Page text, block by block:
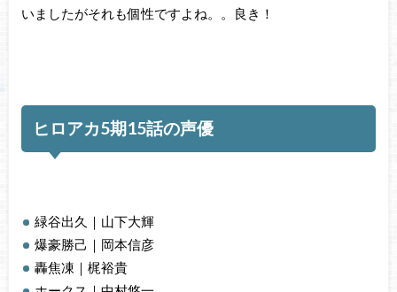
いましたがそれも個性ですよね。。良き！
ヒロアカ5期15話の声優
緑谷出久｜山下大輝
爆豪勝己｜岡本信彦
轟焦凍｜梶裕貴